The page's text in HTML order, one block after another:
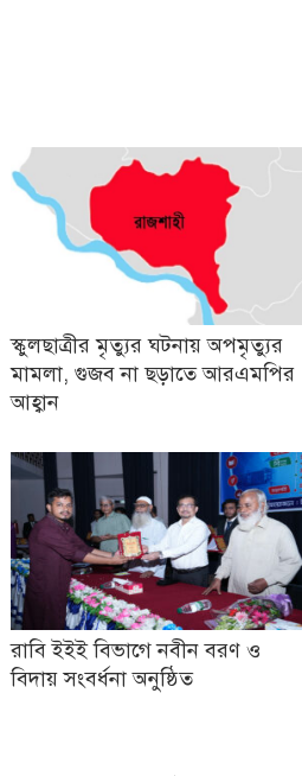
স্কুলছাত্রীর মৃত্যুর ঘটনায় অপমৃত্যুর
মামলা, গুজব না ছড়াতে আরএমপির
আহ্বান
রাবি ইইই বিভাগে নবীন বরণ ও
বিদায় সংবর্ধনা অনুষ্ঠিত